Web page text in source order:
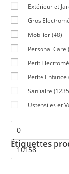
Extérieur et
Gros
Mobilier (48)
Personal Care
Petit
Petite Enfance
Sanitaire
Ustensiles et
Étiquettes